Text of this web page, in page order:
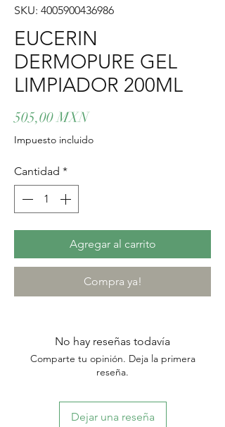
SKU: 4005900436986
EUCERIN
DERMOPURE GEL
LIMPIADOR 200ML
505,00 MXNPrecio
Impuesto incluido
Cantidad *
Agregar al carrito
Compra ya!
No hay reseñas todavía
Comparte tu opinión. Deja la primera
reseña.
Dejar una reseña